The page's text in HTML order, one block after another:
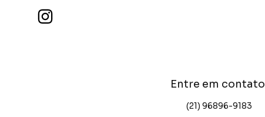
Entre em contato
(21) 96896-9183